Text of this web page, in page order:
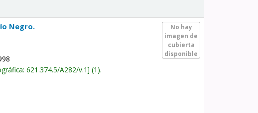
No hay
imagen de
cubierta
disponible
Negro.
621.374.5/A282/v.1 (1).